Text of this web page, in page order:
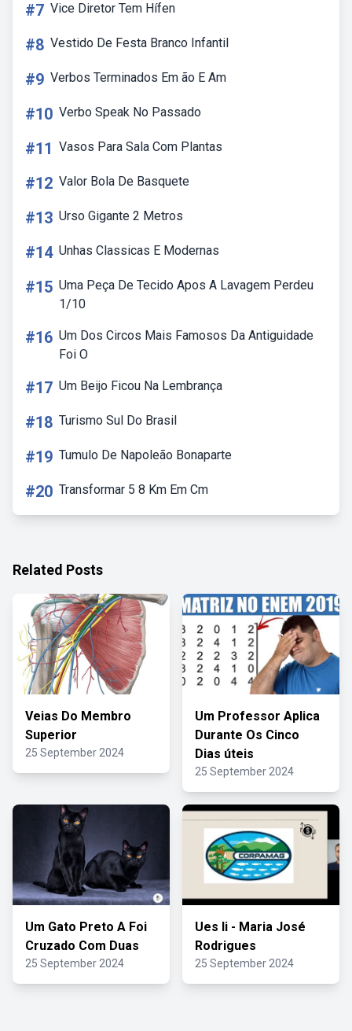
#7 Vice Diretor Tem Hífen
#8 Vestido De Festa Branco Infantil
#9 Verbos Terminados Em ão E Am
#10 Verbo Speak No Passado
#11 Vasos Para Sala Com Plantas
#12 Valor Bola De Basquete
#13 Urso Gigante 2 Metros
#14 Unhas Classicas E Modernas
#15 Uma Peça De Tecido Apos A Lavagem Perdeu
1/10
#16 Um Dos Circos Mais Famosos Da Antiguidade
Foi O
#17 Um Beijo Ficou Na Lembrança
#18 Turismo Sul Do Brasil
#19 Tumulo De Napoleão Bonaparte
#20 Transformar 5 8 Km Em Cm
Related Posts
Veias Do Membro
Superior
25 September 2024
Um Professor Aplica
Durante Os Cinco
Dias úteis
25 September 2024
Um Gato Preto A Foi
Cruzado Com Duas
25 September 2024
Ues Ii - Maria José
Rodrigues
25 September 2024